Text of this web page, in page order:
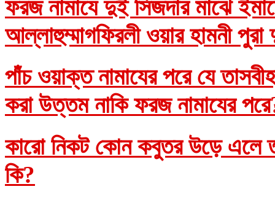
ফরজ নামাযে দুই সিজদার মাঝে
আল্লাহুম্মাগফিরলী ওয়ার হামনী
পাঁচ ওয়াক্ত নামাযের পরে যে
করা উত্তম নাকি ফরজ নামাযের
কারো নিকট কোন কবুতর উড়ে এলে
কি?